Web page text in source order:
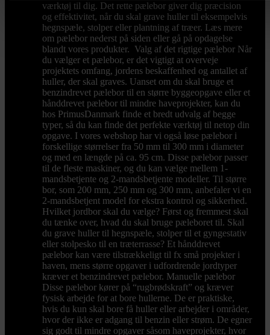
værktøj til dig. Det rette pælebor giver dig præcision
og effektivitet, når du skal grave huller til eksempelvis
hegnspæle, stolper eller plantning af træer. Læs mere
om pælebor nederst på siden eller gå på opdagelse
blandt vores produkter. Valg af det rigtige pælebor Når
du vælger et pælebor, er det vigtigt at overveje
projektets omfang, jordens beskaffenhed og antallet af
huller, der skal graves. Uanset om du skal bruge et
benzindrevet pælebor til en større byggeopgave eller et
hånddrevet pælebor til mindre haveprojekter, kan du
hos PrimusDanmark finde et bredt udvalg af begge
typer, så du kan finde det perfekte værktøj til netop din
opgave. I vores webshop har vi også løse pælebor i
forskellige størrelser fra 50 mm til 300 mm i diameter
og med en længde på ca. 95 cm. Disse pælebor passer
til de fleste maskiner, og du kan vælge mellem 1-
mandsbetjente og 2-mandsbetjente modeller. Til større
bor, som 200 mm, 250 mm og 300 mm, anbefaler vi en
2-mandsbetjent model for ekstra kontrol og sikkerhed.
Hvilket jordbor skal du vælge? Først og fremmest skal
du tænke over, hvad du skal bruge pæleboret til. Skal
du grave huller til hegnspæle, stolper til et gyngestativ
eller stolpesko til en træterrasse? Et hånddrevet
pælebor kan være tilstrækkeligt til fx små projekter i
haven, mens større opgaver i udfordrende jordtyper
kræver et benzindrevet pælebor. Manuelle pælebor
Disse pælebor kører på “rugbrødskraft” og kræver
fysisk arbejde for at bore hullerne. De er praktiske,
hvis du kun skal bore få huller eller arbejder i områder,
hvor der ikke er adgang til benzin eller strøm. De egner
sig godt til mindre opgaver såsom haveprojekter, hvor